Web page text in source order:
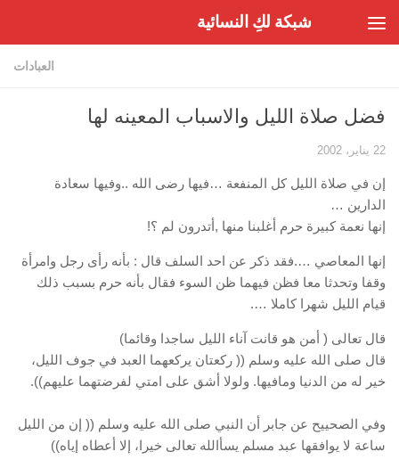
شبكة لكِ النسائية
العبادات
فضل صلاة الليل والاسباب المعينه لها
22 يناير، 2002
إن في صلاة الليل كل المنفعة …فيها رضى الله ..وفيها سعادة
الدارين …
إنها نعمة كبيرة حرم أغلبنا منها ,أتدرون لم ؟!
إنها المعاصي ….فقد ذكر عن احد السلف قال : بأنه رأى رجل وامرأة
وقفا وتحدثا معا فظن فيهما ظن السوء فقال بأنه حرم بسبب ذلك
قيام الليل شهرا كاملا ….
قال تعالى ( أمن هو قانت آناء الليل ساجدا وقائما)
قال صلى الله عليه وسلم (( ركعتان يركعهما العبد في جوف الليل،
خير له من الدنيا ومافيها. ولولا أشق على امتي لفرضتهما عليهم)).
وفي الصحييح عن جابر أن النبي صلى الله عليه وسلم (( إن من الليل
ساعة لا يوافقها عبد مسلم يسأالله تعالى خيرا، إلا أعطاه إياه))